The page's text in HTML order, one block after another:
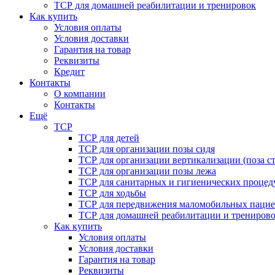
ТСР для домашней реабилитации и тренировок
Как купить
Условия оплаты
Условия доставки
Гарантия на товар
Реквизиты
Кредит
Контакты
О компании
Контакты
Ещё
ТСР
ТСР для детей
ТСР для организации позы сидя
ТСР для организации вертикализации (поза
ТСР для организации позы лежа
ТСР для санитарных и гигиенических
ТСР для ходьбы
ТСР для передвижения маломобильных
ТСР для домашней реабилитации и
Как купить
Условия оплаты
Условия доставки
Гарантия на товар
Реквизиты